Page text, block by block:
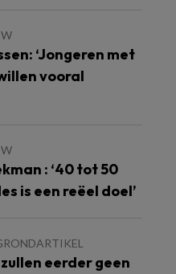
‘Jongeren met
vooral
: ‘40 tot 50
is een reëel doel’
eerder geen